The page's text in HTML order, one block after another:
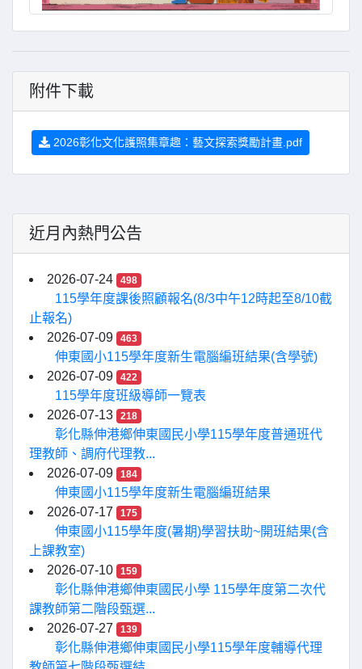
附件下載
2026彰化文化護照集章趣：藝文探索獎勵計畫.pdf
近月內熱門公告
2026-07-24 498
115學年度課後照顧報名(8/3中午12時起至8/10截
止報名)
2026-07-09
463
伸東國小115學年度新生電腦編班結果(含學號)
2026-07-09
422
115學年度班級導師一覽表
2026-07-13
218
彰化縣伸港鄉伸東國民小學115學年度普通班代
理教師、調府代理教...
2026-07-09
184
伸東國小115學年度新生電腦編班結果
2026-07-17
175
伸東國小115學年度(暑期)學習扶助~開班結果(含
上課教室)
2026-07-10
159
彰化縣伸港鄉伸東國民小學 115學年度第二次代
課教師第二階段甄選...
2026-07-27
139
彰化縣伸港鄉伸東國民小學115學年度輔導代理